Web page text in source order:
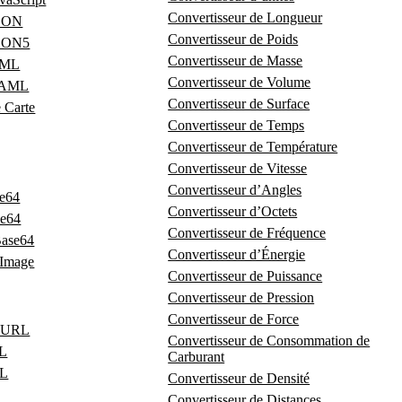
Carte
Convertisseur de Longueur
Convertisseur de Poids
Convertisseur de Masse
Convertisseur de Volume
Convertisseur de Surface
Convertisseur de Temps
Convertisseur de Température
Convertisseur de Vitesse
Convertisseur d’Angles
Convertisseur d’Octets
Convertisseur de Fréquence
Convertisseur d’Énergie
Convertisseur de Puissance
Convertisseur de Pression
Convertisseur de Force
Convertisseur de Consommation de
Carburant
Convertisseur de Densité